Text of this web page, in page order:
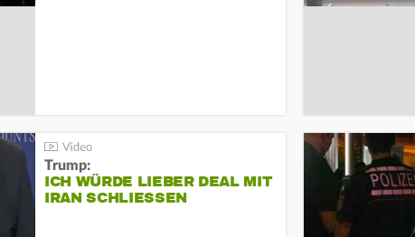
Trump:
ICH WÜRDE LIEBER DEAL MIT
IRAN SCHLIESSEN